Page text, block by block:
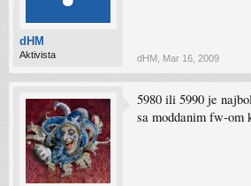
dHM
Aktivista dHM Mar 16, 2009
5980 ili 5990 je
sa moddanim fw-om